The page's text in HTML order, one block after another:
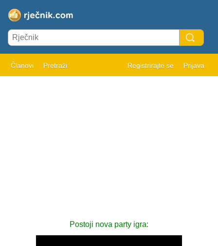
Članovi Pretraži Registrirajte se Prijava
Postoji nova party igra: